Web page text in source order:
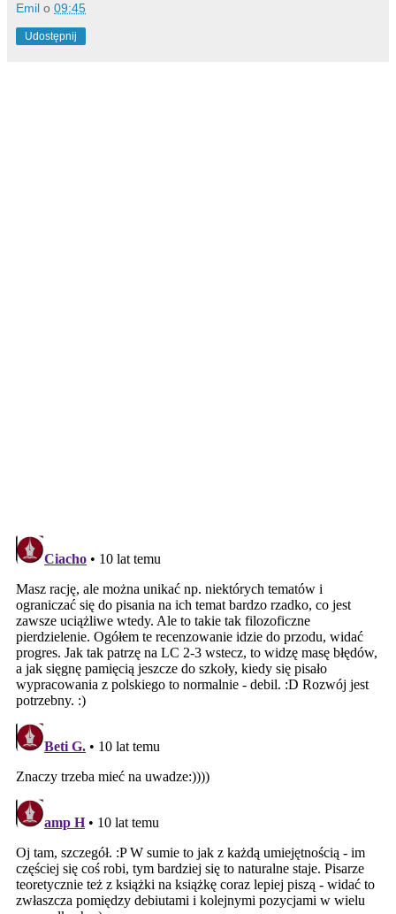
Emil o 09:45
Udostępnij